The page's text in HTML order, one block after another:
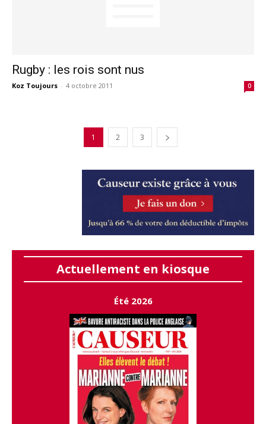
Rugby : les rois sont nus
Koz Toujours - 4 octobre 2011 0
1 2 3
Actuellement en kiosque
Été 2026